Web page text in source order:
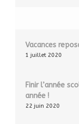
Vacances
1 juillet 2020
Finir l’année
année !
22 juin 2020